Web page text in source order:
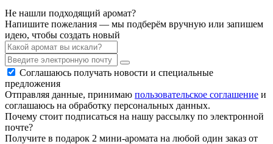
Не нашли подходящий аромат?
Напишите пожелания — мы подберём вручную или запишем
идею, чтобы создать новый
Соглашаюсь получать новости и специальные
предложения
Отправляя данные, принимаю пользовательское соглашение и
соглашаюсь на обработку персональных данных.
Почему стоит подписаться на нашу рассылку по электронной
почте?
Получите в подарок 2 мини-аромата на любой один заказ от